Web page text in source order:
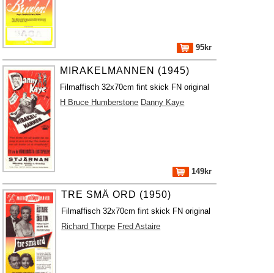
95kr
MIRAKELMANNEN (1945)
Filmaffisch 32x70cm fint skick FN original
H Bruce Humberstone Danny Kaye
149kr
TRE SMÅ ORD (1950)
Filmaffisch 32x70cm fint skick FN original
Richard Thorpe Fred Astaire